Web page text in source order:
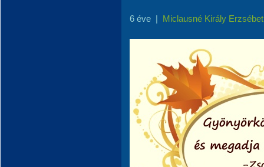
6 éve | Miclausné Király Erzsébet